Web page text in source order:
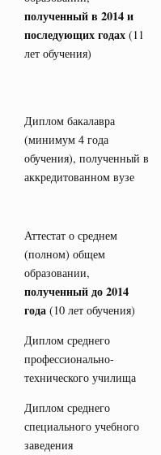
полученный в 2014 и
последующих годах (11
лет обучения)
Диплом бакалавра
(минимум 4 года
обучения), полученный в
аккредитованном вузе
Аттестат о среднем
(полном) общем
образовании,
полученный до 2014
года (10 лет обучения)
Диплом среднего
профессионально-
технического училища
Диплом среднего
специального учебного
заведения